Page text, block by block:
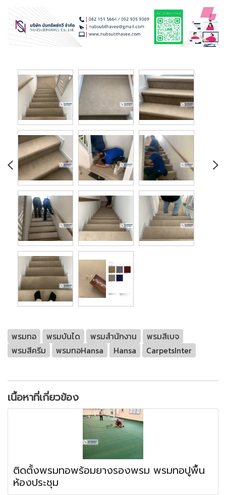
พรมทอ พรมบันได พรมสำนักงาน
พรมสีเบจ
พรมสีครีม
พรมทอHansa Hansa CarpetsInter
เนื้อหาที่เกี่ยวข้อง
ติดตั้งพรมทอพร้อมยางรองพรม พรมทอปูพื้น
ห้องประชุม